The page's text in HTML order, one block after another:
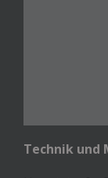
Technik und